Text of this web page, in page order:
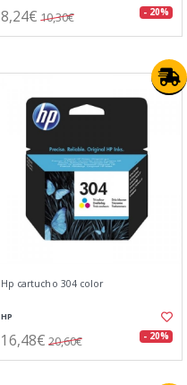
8,24€ 10,30€ - 20%
Hp cartucho 304 color
HP
16,48€ 20,60€ - 20%